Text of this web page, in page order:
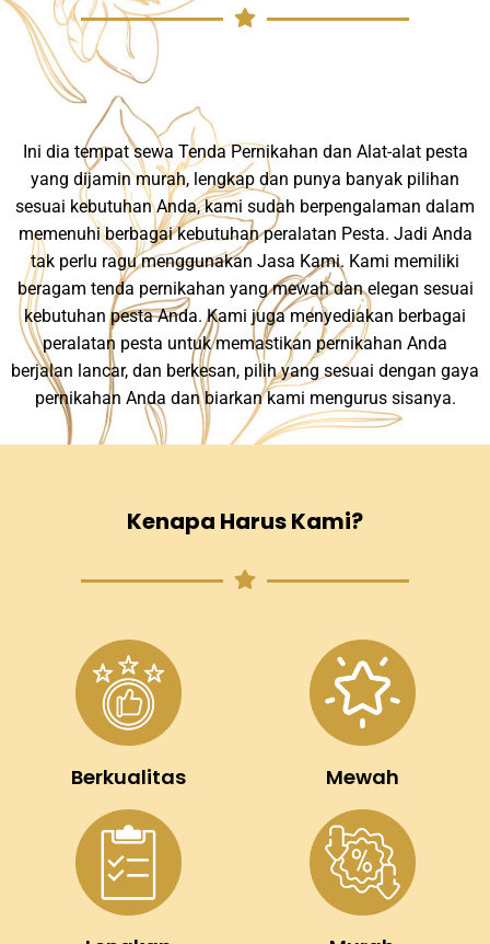
Ini dia tempat sewa Tenda Pernikahan dan Alat-alat pesta
yang dijamin murah, lengkap dan punya banyak pilihan
sesuai kebutuhan Anda, kami sudah berpengalaman dalam
memenuhi berbagai kebutuhan peralatan Pesta. Jadi Anda
tak perlu ragu menggunakan Jasa Kami. Kami memiliki
beragam tenda pernikahan yang mewah dan elegan sesuai
kebutuhan pesta Anda. Kami juga menyediakan berbagai
peralatan pesta untuk memastikan pernikahan Anda
berjalan lancar, dan berkesan, pilih yang sesuai dengan gaya
pernikahan Anda dan biarkan kami mengurus sisanya.
Kenapa Harus Kami?
Berkualitas Mewah